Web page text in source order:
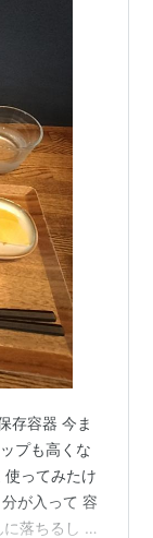
存容器 今ま
プも高くな
ってみたけ
が入って 容
落ちるし ラ